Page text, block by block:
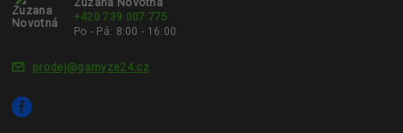
+420 739 007 775
Po - Pá: 8:00 - 16:00
prodej@garnyze24.cz